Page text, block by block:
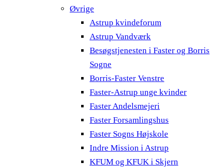
Øvrige
Astrup kvindeforum
Astrup Vandværk
Besøgstjenesten i Faster og Borris
Sogne
Borris-Faster Venstre
Faster-Astrup unge kvinder
Faster Andelsmejeri
Faster Forsamlingshus
Faster Sogns Højskole
Indre Mission i Astrup
KFUM og KFUK i Skjern